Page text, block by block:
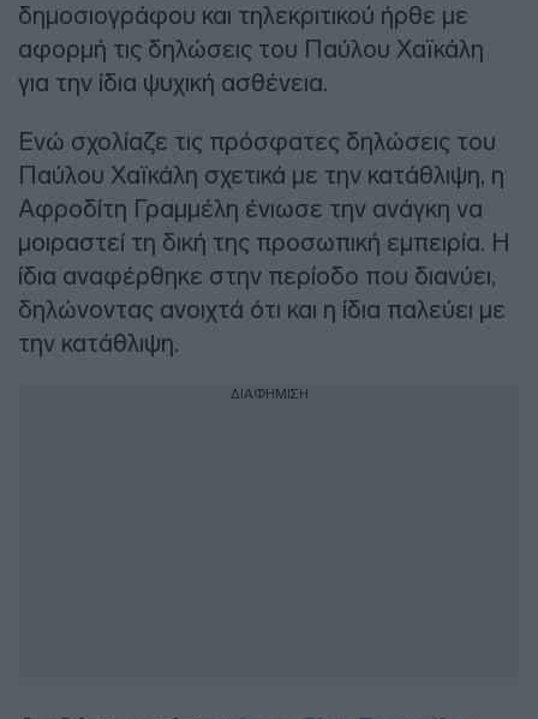
δημοσιογράφου και τηλεκριτικού ήρθε με
αφορμή τις δηλώσεις του Παύλου Χαϊκάλη
για την ίδια ψυχική ασθένεια.
Ενώ σχολίαζε τις πρόσφατες δηλώσεις του
Παύλου Χαϊκάλη σχετικά με την κατάθλιψη, η
Αφροδίτη Γραμμέλη ένιωσε την ανάγκη να
μοιραστεί τη δική της προσωπική εμπειρία. Η
ίδια αναφέρθηκε στην περίοδο που διανύει,
δηλώνοντας ανοιχτά ότι και η ίδια παλεύει με
την κατάθλιψη.
ΔΙΑΦΗΜΙΣΗ